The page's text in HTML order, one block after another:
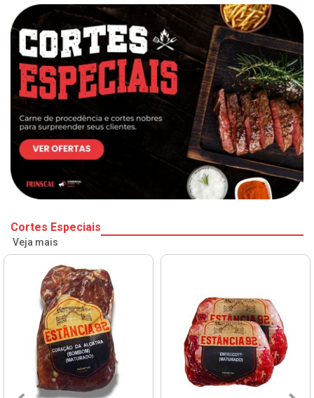
Cortes Especiais
Veja mais